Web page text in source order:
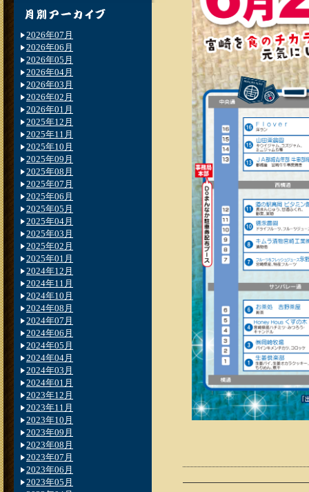
2026年07月
2026年06月
2026年05月
2026年04月
2026年03月
2026年02月
2026年01月
2025年12月
2025年11月
2025年10月
2025年09月
2025年08月
2025年07月
2025年06月
2025年05月
2025年04月
2025年03月
2025年02月
2025年01月
2024年12月
2024年11月
2024年10月
2024年08月
2024年07月
2024年06月
2024年05月
2024年04月
2024年03月
2024年01月
2023年12月
2023年11月
2023年10月
2023年09月
2023年08月
2023年07月
2023年06月
2023年05月